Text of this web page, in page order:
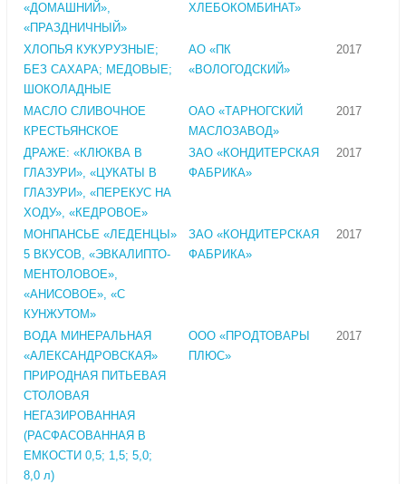
«ДОМАШНИЙ»,
«ПРАЗДНИЧНЫЙ»
ХЛЕБОКОМБИНАТ»
ХЛОПЬЯ КУКУРУЗНЫЕ;
БЕЗ САХАРА; МЕДОВЫЕ;
ШОКОЛАДНЫЕ
АО «ПК
«ВОЛОГОДСКИЙ»
2017
МАСЛО СЛИВОЧНОЕ
КРЕСТЬЯНСКОЕ
ОАО «ТАРНОГСКИЙ
МАСЛОЗАВОД»
2017
ДРАЖЕ: «КЛЮКВА В
ГЛАЗУРИ», «ЦУКАТЫ В
ГЛАЗУРИ», «ПЕРЕКУС НА
ХОДУ», «КЕДРОВОЕ»
ЗАО «КОНДИТЕРСКАЯ
ФАБРИКА»
2017
МОНПАНСЬЕ «ЛЕДЕНЦЫ»
5 ВКУСОВ, «ЭВКАЛИПТО-
МЕНТОЛОВОЕ»,
«АНИСОВОЕ», «С
КУНЖУТОМ»
ЗАО «КОНДИТЕРСКАЯ
ФАБРИКА»
2017
ВОДА МИНЕРАЛЬНАЯ
«АЛЕКСАНДРОВСКАЯ»
ПРИРОДНАЯ ПИТЬЕВАЯ
СТОЛОВАЯ
НЕГАЗИРОВАННАЯ
(РАСФАСОВАННАЯ В
ЕМКОСТИ 0,5; 1,5; 5,0;
8,0 л)
ООО «ПРОДТОВАРЫ
ПЛЮС»
2017